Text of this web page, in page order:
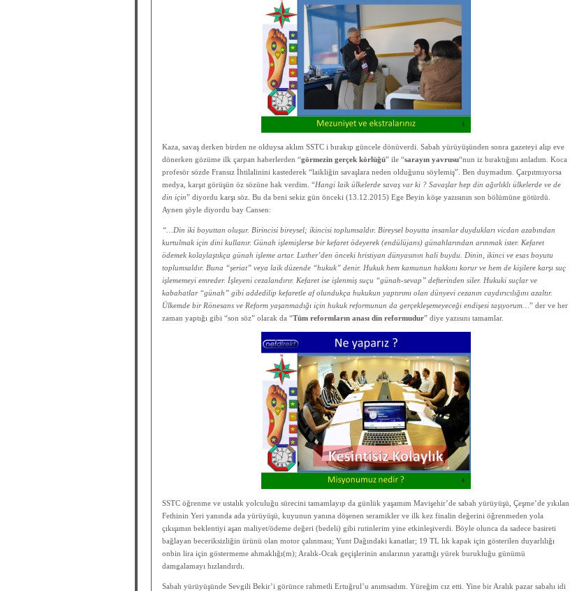
Kaza, savaş derken birden ne olduysa aklım SSTC i bırakıp güncele dönüverdi. Sabah yürüyüşünden sonra gazeteyi alıp eve
dönerken gözüme ilk çarpan haberlerden “görmezin gerçek körlüğü” ile “sarayın yavrusu“nun iz bıraktığını anladım. Koca
profesör sözde Fransız İhtilalinini kastederek “laikliğin savaşlara neden olduğunu söylemiş”. Ben duymadım. Çarpıtmıyorsa
medya, karşıt görüşün öz sözüne hak verdim. “Hangi laik ülkelerde savaş var ki ? Savaşlar hep din ağırlıklı ülkelerde ve de
din için” diyordu karşı söz. Bu da beni sekiz gün önceki (13.12.2015) Ege Beyin köşe yazısının son bölümüne götürdü.
Aynen şöyle diyordu bay Cansen:
“…Din iki boyuttan oluşur. Birincisi bireysel; ikincisi toplumsaldır. Bireysel boyutta insanlar duydukları vicdan azabından
kurtulmak için dini kullanır. Günah işlemişlerse bir kefaret ödeyerek (endülüjans) günahlarından arınmak ister. Kefaret
ödemek kolaylaştıkça günah işleme artar. Luther’den önceki hristiyan dünyasının hali buydu. Dinin, ikinci ve esas boyutu
toplumsaldır. Buna “şeriat” veya laik düzende “hukuk” denir. Hukuk hem kamunun hakkını korur ve hem de kişilere karşı suç
işlememeyi emreder. İşleyeni cezalandırır. Kefaret ise işlenmiş suçu “günah-sevap” defterinden siler. Hukuki suçlar ve
kabahatlar “günah” gibi addedilip kefaretle af olundukça hukukun yaptırımı olan dünyevi cezanın caydırıcılığını azaltır.
Ülkemde bir Rönesans ve Reform yaşanmadığı için hukuk reformunun da gerçekleşemeyeceği endişesi taşıyorum… ” der ve her
zaman yaptığı gibi “son söz” olarak da “Tüm reformların anası din reformudur” diye yazısını tamamlar.
SSTC öğrenme ve ustalık yolculuğu sürecini tamamlayıp da günlük yaşamım Mavişehir’de sabah yürüyüşü, Çeşme’de yıkılan
Fethinin Yeri yanında ada yürüyüşü, kuyunun yanına döşenen seramikler ve ilk kez finalin değerini öğrenmeden yola
çıkışımın beklentiyi aşan maliyet/ödeme değeri (bedeli) gibi rutinlerim yine etkinleşiverdi. Böyle olunca da sadece basireti
bağlayan beceriksizliğin ürünü olan motor çalınması; Yunt Dağındaki kanatlar; 19 TL lık kapak için gösterilen duyarlılığı
onbin lira için göstermeme ahmaklığı(m); Aralık-Ocak geçişlerinin anılarının yarattığı yürek burukluğu günümü
damgalamayı hızlandırdı.
Sabah yürüyüşünde Sevgili Bekir’i görünce rahmetli Ertuğrul’u anımsadım. Yüreğim cız etti. Yine bir Aralık pazar sabahı idi